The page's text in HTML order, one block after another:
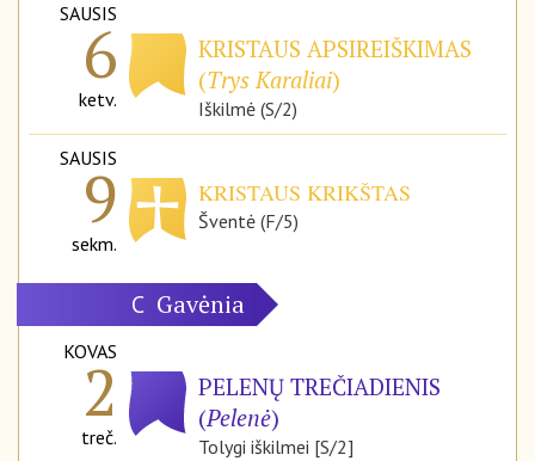
SAUSIS
6
ketv.
KRISTAUS APSIREIŠKIMAS
(Trys Karaliai)
Iškilmė (S/2)
SAUSIS
9
sekm.
KRISTAUS KRIKŠTAS
Šventė (F/5)
C Gavėnia
KOVAS
2
treč.
PELENŲ TREČIADIENIS
(Pelenė)
Tolygi iškilmei [S/2]